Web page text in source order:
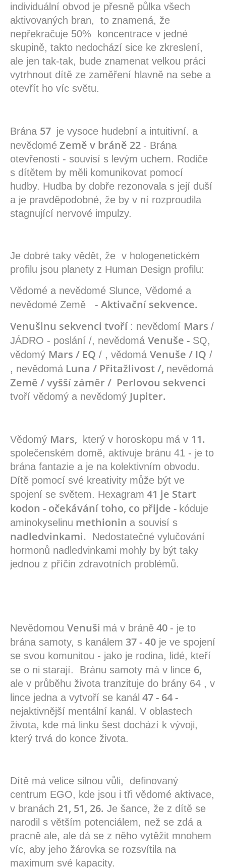
individuální obvod je přesně půlka všech
aktivovaných bran, to znamená, že
nepřekračuje 50% koncentrace v jedné
skupině, takto nedochází sice ke zkreslení,
ale jen tak-tak, bude znamenat velkou práci
vytrhnout dítě ze zaměření hlavně na sebe a
otevřít ho víc světu.
Brána 57 je vysoce hudební a intuitivní. a
nevědomé Země v bráně 22 - Brána
otevřenosti - souvisí s levým uchem. Rodiče
s dítětem by měli komunikovat pomocí
hudby. Hudba by dobře rezonovala s její duší
a je pravděpodobné, že by v ní rozproudila
stagnující nervové impulzy.
Je dobré taky vědět, že v hologenetickém
profilu jsou planety z Human Design profilu:
Vědomé a nevědomé Slunce, Vědomé a
nevědomé Země - Aktivační sekvence.
Venušinu sekvenci tvoří : nevědomí Mars /
JÁDRO - poslání /, nevědomá Venuše - SQ,
vědomý Mars / EQ / , vědomá Venuše / IQ /
, nevědomá Luna / Přitažlivost /, nevědomá
Země / vyšší záměr / Perlovou sekvenci
tvoří vědomý a nevědomý Jupiter.
Vědomý Mars, který v horoskopu má v 11.
společenském domě, aktivuje bránu 41 - je to
brána fantazie a je na kolektivním obvodu.
Dítě pomocí své kreativity může být ve
spojení se světem. Hexagram 41 je Start
kodon - očekávání toho, co přijde - kóduje
aminokyselinu methionin a souvisí s
nadledvinkami. Nedostatečné vylučování
hormonů nadledvinkami mohly by být taky
jednou z příčin zdravotních problémů.
Nevědomou Venuši má v bráně 40 - je to
brána samoty, s kanálem 37 - 40 je ve spojení
se svou komunitou - jako je rodina, lidé, kteří
se o ni starají. Bránu samoty má v lince 6,
ale v průběhu života tranzituje do brány 64 , v
lince jedna a vytvoří se kanál 47 - 64 -
nejaktivnější mentální kanál. V oblastech
života, kde má linku šest dochází k vývoji,
který trvá do konce života.
Dítě má velice silnou vůli, definovaný
centrum EGO, kde jsou i tři vědomé aktivace,
v branách 21, 51, 26. Je šance, že z dítě se
narodil s větším potenciálem, než se zdá a
pracně ale, ale dá se z něho vytěžit mnohem
víc, aby jeho žárovka se rozsvítila na
maximum své kapacity.